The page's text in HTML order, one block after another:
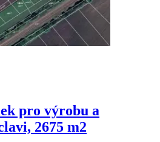
pro výrobu a
2675 m2